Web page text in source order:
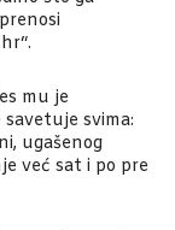
mu je
svima:
ugašenog
već sat i po pre